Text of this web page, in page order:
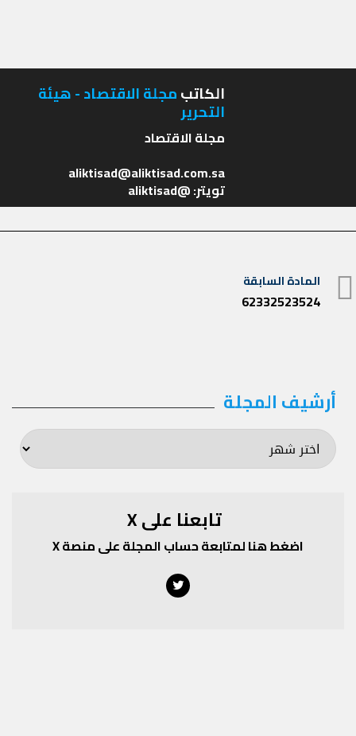
الكاتبمجلة الاقتصاد - هيئة
التحرير
تويتر: @aliktisad
تصفّح
المقالات
المادة السابقة
المادة
62332523524
أرشيف المجلة أرشيف
المجلة
تابعنا على X
اضغط هنا لمتابعة حساب المجلة على منصة X
Twitter